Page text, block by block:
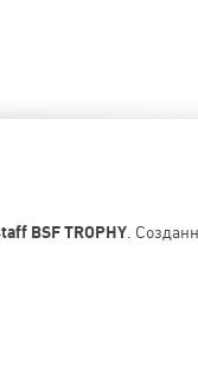
BSF TROPHY .